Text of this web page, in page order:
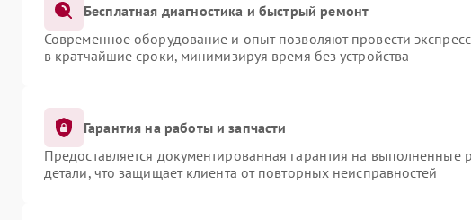
Бесплатная диагностика и быстрый ремонт
Современное оборудование и опыт позволяют провести
в кратчайшие сроки, минимизируя время без устройства
Гарантия на работы и запчасти
Предоставляется документированная гарантия на выполненные
детали, что защищает клиента от повторных неисправностей